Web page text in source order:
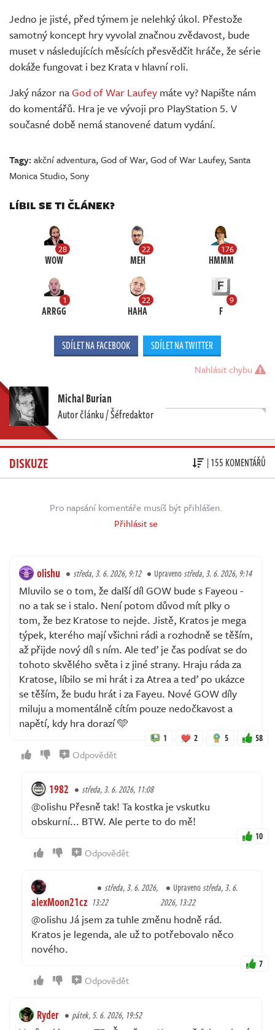
Jedno je jisté, před týmem je nelehký úkol. Přestože
samotný koncept hry vyvolal značnou zvědavost, bude
muset v následujících měsících přesvědčit hráče, že série
dokáže fungovat i bez Krata v hlavní roli.
Jaký názor naGod of War Laufey máte vy? Napište nám
do komentářů. Hra je ve vývoji pro PlayStation 5. V
současné době nemá stanovené datum vydání.
Tagy:akční adventura,God of War,God of War Laufey,Santa
Monica Studio,Sony
LÍBIL SE TI ČLÁNEK?
28
WOW
22
MEH
176
HMMM
1
ARRGG
22
HAHA
9
F
SDÍLET NA FACEBOOK SDÍLET NA TWITTER
Nahlásit chybu
Michal Burian
Autor článku / Šéfredaktor
DISKUZE | 155 KOMENTÁŘŮ
Pro napsání komentáře musíš být přihlášen.
Přihlásit se
olishu středa, 3. 6. 2026, 9:12 Upravenostředa, 3. 6. 2026, 9:14
Mluvilo se o tom, že další díl GOW bude s Fayeou -
no a tak se i stalo. Není potom důvod mít plky o
tom, že bez Kratose to nejde. Jistě, Kratos je mega
týpek, kterého mají všichni rádi a rozhodně se těším,
až přijde nový díl s ním. Ale teď je čas podívat se do
tohoto skvělého světa i z jiné strany. Hraju ráda za
Kratose, líbilo se mi hrát i za Atrea a teď po ukázce
se těším, že budu hrát i za Fayeu. Nové GOW díly
miluju a momentálně cítím pouze nedočkavost a
napětí, kdy hra dorazí 🩵
1 2 5 58
Odpovědět
1982 středa, 3. 6. 2026, 11:08
@olishu Přesně tak! Ta kostka je vskutku
obskurní... BTW. Ale perte to do mě!
10
Odpovědět
alexMoon21cz
středa, 3. 6. 2026,
13:22
Upravenostředa, 3. 6.
2026, 13:22
@olishu Já jsem za tuhle změnu hodně rád.
Kratos je legenda, ale už to potřebovalo něco
nového.
7
Odpovědět
Ryder pátek, 5. 6. 2026, 19:52